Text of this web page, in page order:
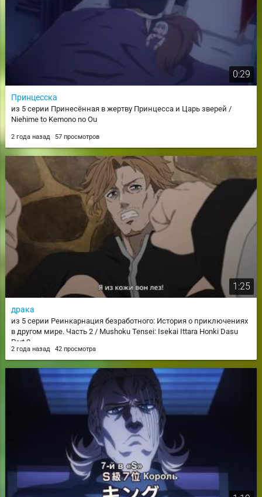
0:29
Принцесска
из 5 серии Принесённая в жертву Принцесса и Царь зверей /
Niehime to Kemono no Ou
2 года назад 57 просмотров
1:25
драка
из 5 серии Реинкарнация безработного: История о приключениях
в другом мире. Часть 2 / Mushoku Tensei: Isekai Ittara Honki Dasu
Part 2
2 года назад 42 просмотра